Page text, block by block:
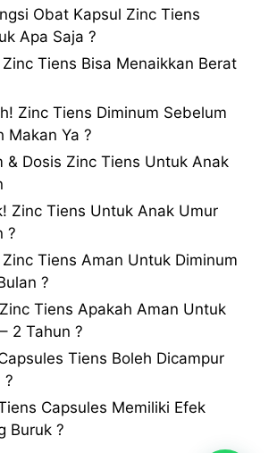
Obat Kapsul Zinc Tiens
Apa Saja ?
Tiens Bisa Menaikkan Berat
Zinc Tiens Diminum Sebelum
Makan Ya ?
& Dosis Zinc Tiens Untuk Anak
Zinc Tiens Untuk Anak Umur
?
Tiens Aman Untuk Diminum
?
Tiens Apakah Aman Untuk
2 Tahun ?
Tiens Boleh Dicampur
?
Capsules Memiliki Efek
Buruk ?